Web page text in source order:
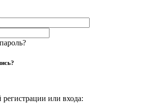
или входа: